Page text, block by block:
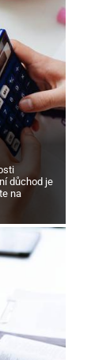
důchod je
na